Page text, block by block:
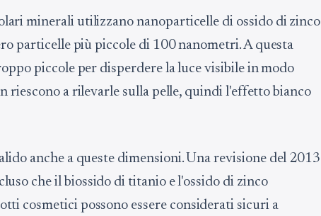
minerali utilizzano nanoparticelle di ossido di zinco
particelle più piccole di 100 nanometri. A questa
piccole per disperdere la luce visibile in modo
riescono a rilevarle sulla pelle, quindi l'effetto bianco
anche a queste dimensioni. Una revisione del 2013
che il biossido di titanio e l'ossido di zinco
cosmetici possono essere considerati sicuri a